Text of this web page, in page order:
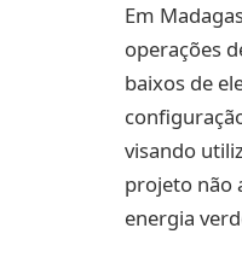
Em
operações
baixos de
visando
projeto não
energia